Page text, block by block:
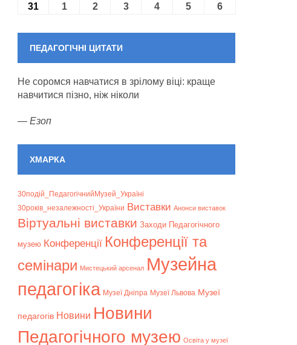
31 31.08.2026
101.09.2026
202.09.2026
303.09.2026
4 04.09.2026
5 05.09.2026
6
ПЕДАГОГІЧНІ ЦИТАТИ
Не соромся навчатися в зрілому віці: краще
навчитися пізно, ніж ніколи
— Езоп
ХМАРКА
30подій_ПедагогічнийМузей_Україні
30років_незалежності_України Bиставки Анонси виставок
Віртуальні виставки Заходи Педагогічного
музею Конференції Конференції та
семінари Мистецький арсенал Музейна
педагогіка Музеї Дніпра Музеї Львова Музеї
педагогів Новини Новини
Педагогічного музею Освіта у музеї